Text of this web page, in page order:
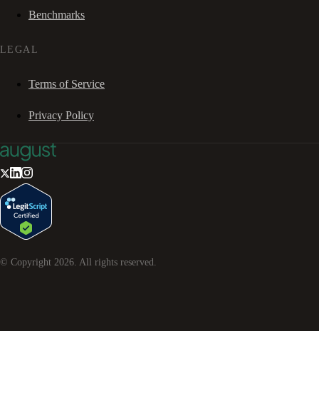
Benchmarks
LEGAL
Terms of Service
Privacy Policy
© Copyright 2026 . All rights reserved.